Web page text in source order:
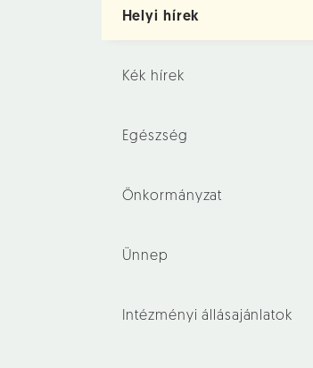
Helyi hírek
Kék hírek
Egészség
Önkormányzat
Ünnep
Intézményi állásajánlatok